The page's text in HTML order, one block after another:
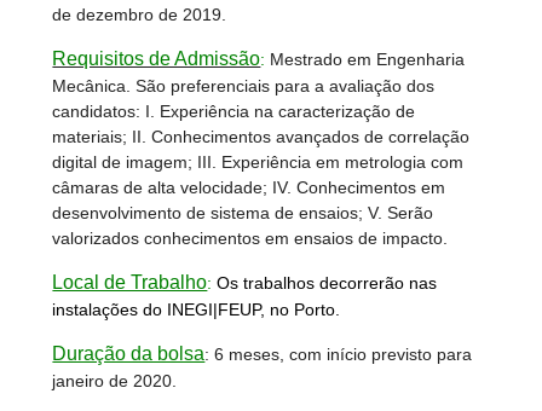
de dezembro de 2019.
Requisitos de Admissão: Mestrado em Engenharia
Mecânica. São preferenciais para a avaliação dos
candidatos: I. Experiência na caracterização de
materiais; II. Conhecimentos avançados de correlação
digital de imagem; III. Experiência em metrologia com
câmaras de alta velocidade; IV. Conhecimentos em
desenvolvimento de sistema de ensaios; V. Serão
valorizados conhecimentos em ensaios de impacto.
Local de Trabalho:Os trabalhos decorrerão nas
instalações do INEGI|FEUP, no Porto.
Duração da bolsa: 6 meses, com início previsto para
janeiro de 2020.